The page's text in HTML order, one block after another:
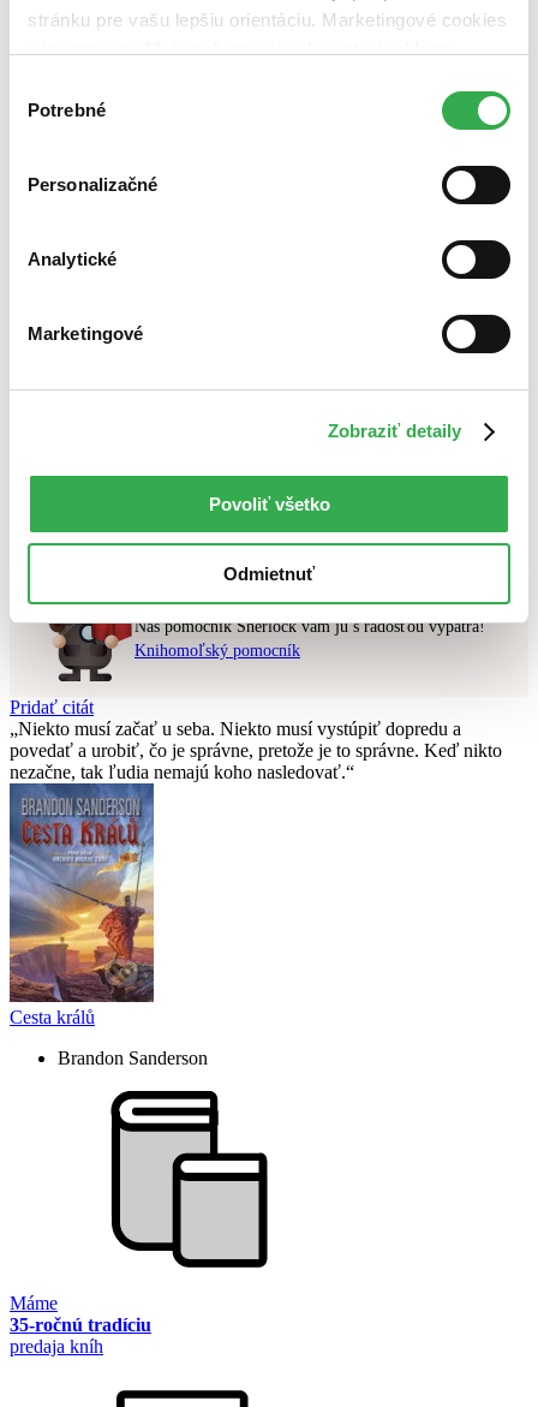
stránku pre vašu lepšiu orientáciu. Marketingové cookies
nám pomohlo, keby sme mohli používať všetky tieto
súhlasu
Potrebné
Personalizačné
Analytické
Marketingové
Zobraziť detaily
Povoliť všetko
Odmietnuť
čítané verzie vypredaných kníh (0 titulov)čítané verzie
vypredaných kníh
Bestsellery
Najdrahšie
Najlacnejšie
najnovšie
vyhovujúci zadaným podmienkam.
Chcete poradiť knihu?
Náš pomocník Sherlock vám ju s radosťou vypátra!
Knihomoľský pomocník
Pridať citát
Niekto musí začať u seba. Niekto musí vystúpiť dopredu a
povedať a urobiť, čo je správne, pretože je to správne. Keď nikto
nezačne, tak ľudia nemajú koho nasledovať.
Cesta králů
Brandon Sanderson
Máme
35-ročnú tradíciu
predaja kníh